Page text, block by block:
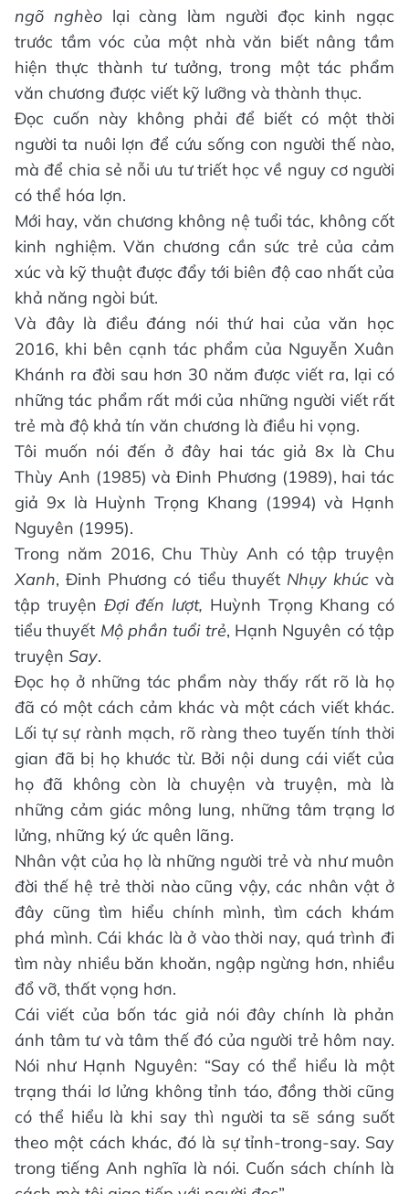
ngõ nghèo lại càng làm người đọc kinh ngạc
trước tầm vóc của một nhà văn biết nâng tầm
hiện thực thành tư tưởng, trong một tác phẩm
văn chương được viết kỹ lưỡng và thành thục.
Đọc cuốn này không phải để biết có một thời
người ta nuôi lợn để cứu sống con người thế nào,
mà để chia sẻ nỗi ưu tư triết học về nguy cơ người
có thể hóa lợn.
Mới hay, văn chương không nệ tuổi tác, không cốt
kinh nghiệm. Văn chương cần sức trẻ của cảm
xúc và kỹ thuật được đẩy tới biên độ cao nhất của
khả năng ngòi bút.
Và đây là điều đáng nói thứ hai của văn học
2016, khi bên cạnh tác phẩm của Nguyễn Xuân
Khánh ra đời sau hơn 30 năm được viết ra, lại có
những tác phẩm rất mới của những người viết rất
trẻ mà độ khả tín văn chương là điều hi vọng.
Tôi muốn nói đến ở đây hai tác giả 8x là Chu
Thùy Anh (1985) và Đinh Phương (1989), hai tác
giả 9x là Huỳnh Trọng Khang (1994) và Hạnh
Nguyên (1995).
Trong năm 2016, Chu Thùy Anh có tập truyện
Xanh, Đinh Phương có tiểu thuyết Nhụy khúcvà
tập truyện Đợi đến lượt, Huỳnh Trọng Khang có
tiểu thuyết Mộ phần tuổi trẻ, Hạnh Nguyên có tập
truyện Say.
Đọc họ ở những tác phẩm này thấy rất rõ là họ
đã có một cách cảm khác và một cách viết khác.
Lối tự sự rành mạch, rõ ràng theo tuyến tính thời
gian đã bị họ khước từ. Bởi nội dung cái viết của
họ đã không còn là chuyện và truyện, mà là
những cảm giác mông lung, những tâm trạng lơ
lửng, những ký ức quên lãng.
Nhân vật của họ là những người trẻ và như muôn
đời thế hệ trẻ thời nào cũng vậy, các nhân vật ở
đây cũng tìm hiểu chính mình, tìm cách khám
phá mình. Cái khác là ở vào thời nay, quá trình đi
tìm này nhiều băn khoăn, ngập ngừng hơn, nhiều
đổ vỡ, thất vọng hơn.
Cái viết của bốn tác giả nói đây chính là phản
ánh tâm tư và tâm thế đó của người trẻ hôm nay.
Nói như Hạnh Nguyên: “Say có thể hiểu là một
trạng thái lơ lửng không tỉnh táo, đồng thời cũng
có thể hiểu là khi say thì người ta sẽ sáng suốt
theo một cách khác, đó là sự tỉnh-trong-say. Say
trong tiếng Anh nghĩa là nói. Cuốn sách chính là